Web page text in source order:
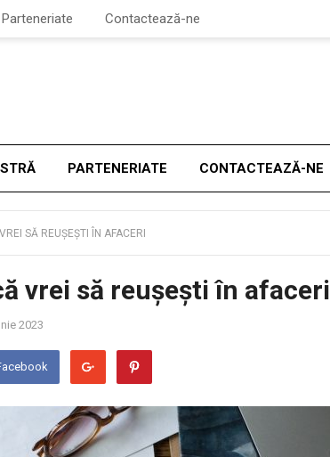
Parteneriate Contactează-ne
PARTENERIATE CONTACTEAZĂ-NE
SĂ REUȘEȘTI ÎN AFACERI
vrei să reușești în afaceri
2023